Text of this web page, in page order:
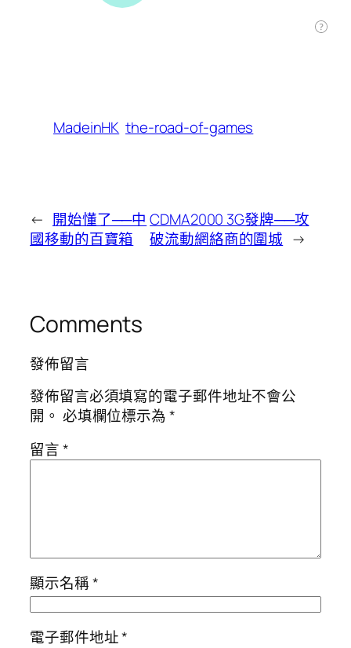
MadeinHK the-road-of-games
← 開始懂了──中
國移動的百寶箱
CDMA2000 3G發牌──攻
破流動網絡商的圍城 →
Comments
發佈留言
發佈留言必須填寫的電子郵件地址不會公
開。 必填欄位標示為*
留言*
顯示名稱*
電子郵件地址*